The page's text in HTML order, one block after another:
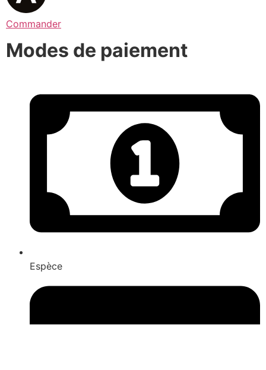
Commander
Modes de paiement
Espèce